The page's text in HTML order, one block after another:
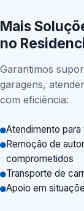
Mais
no
Garantimos
garagens,
com eficiência:
Atendimento
Remoção de
comprometidos
Transporte de
Apoio em